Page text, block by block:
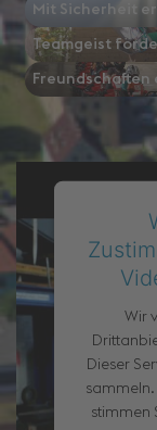
Mit Sicherheit
Teamgeist
Freundschaften
Wir
Dieser
sammeln.
stimmen